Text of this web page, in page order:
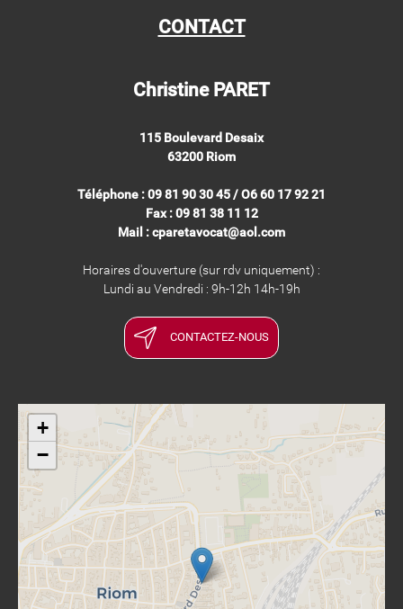
CONTACT
Christine PARET
115 Boulevard Desaix
63200 Riom
Téléphone : 09 81 90 30 45 / O6 60 17 92 21
Fax : 09 81 38 11 12
Mail : cparetavocat@aol.com
Horaires d'ouverture (sur rdv uniquement) :
Lundi au Vendredi : 9h-12h 14h-19h
CONTACTEZ-NOUS
+
−